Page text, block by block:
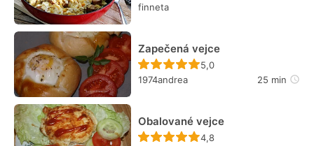
finneta
Zapečená vejce
Recept ještě nebyl
5,0
1974andrea
25 min
Obalované vejce
Recept ještě nebyl
4,8